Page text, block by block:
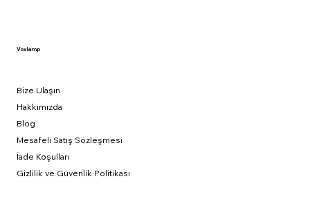
Voxlamp
Bize Ulaşın
Hakkımızda
Blog
Mesafeli Satış Sözleşmesi
İade Koşulları
Gizlilik ve Güvenlik Politikası